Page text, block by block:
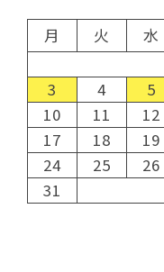
月
火 水
3
4 5
10
11 12
17
18 19
24
25 26
31